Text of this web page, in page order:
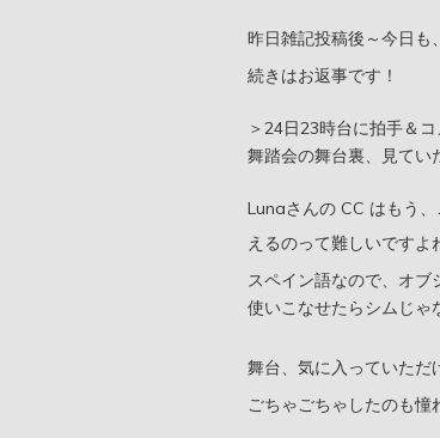
昨日雑記投稿後～今日も
続きはお返事です！
＞24日23時台に拍手＆
舞踏会の舞台裏、見てい
Lunaさんの CC はもう
えるのって難しいですよ
スペイン語なので、オブ
使いこなせたらシムじゃ
舞台、気に入っていただ
ごちゃごちゃしたのも憧